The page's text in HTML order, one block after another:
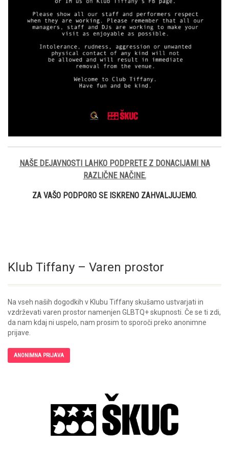
NAŠE DEJAVNOSTI LAHKO PODPRETE Z DONACIJAMI NA
RAZLIČNE NAČINE.
ZA VAŠO PODPORO SE ISKRENO ZAHVALJUJEMO.
Klub Tiffany – Varen prostor
Na vseh naših dogodkih v Klubu Tiffany skušamo ustvarjati in
vzdrževati varen prostor namenjen GLBTQ+ skupnosti. Če se ti zdi,
da nam kdaj ni uspelo, nam prosim to sporoči preko anonimne
prijave.
ANONIMNA PRIJAVA